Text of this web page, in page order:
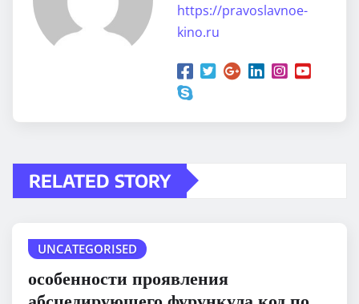
https://pravoslavnoe-
kino.ru
RELATED STORY
UNCATEGORISED
особенности проявления